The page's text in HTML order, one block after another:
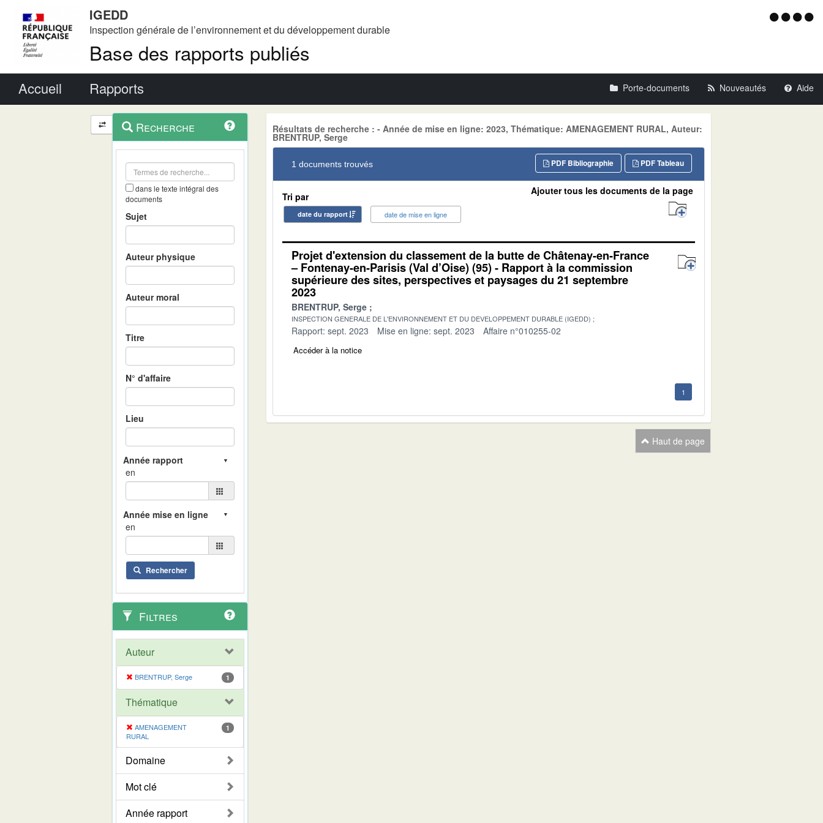
IGEDD
Inspection générale de l’environnement et du développement durable
Base des rapports publiés
Menu
Accueil Rapports Porte-documents Nouveautés Aide
Navigation
et
outils
contextuel
Recherche
dans le texte intégral des
documents
Sujet
Auteur physique
Auteur moral
Titre
N° d'affaire
Lieu
en
en
Rechercher
Filtres
Auteur
BRENTRUP, Serge 1
Thématique
AMENAGEMENT
RURAL
1
Domaine
Mot clé
Année rapport
Résultats de recherche : - Année de mise en ligne: 2023, Thématique: AMENAGEMENT RURAL, Auteur:
BRENTRUP, Serge
1 documents trouvés PDF Tableau
PDF Bibliographie
Tri par
date du rapport date de mise en ligne
Ajouter tous les documents de la page
Projet d'extension du classement de la butte de Châtenay-en-France
– Fontenay-en-Parisis (Val d’Oise) (95) - Rapport à la commission
supérieure des sites, perspectives et paysages du 21 septembre
2023
BRENTRUP, Serge
INSPECTION GENERALE DE L'ENVIRONNEMENT ET DU DEVELOPPEMENT DURABLE (IGEDD)
Rapport: sept. 2023 Mise en ligne: sept. 2023 Affaire n°010255-02
Accéder à la notice
1
Haut de page